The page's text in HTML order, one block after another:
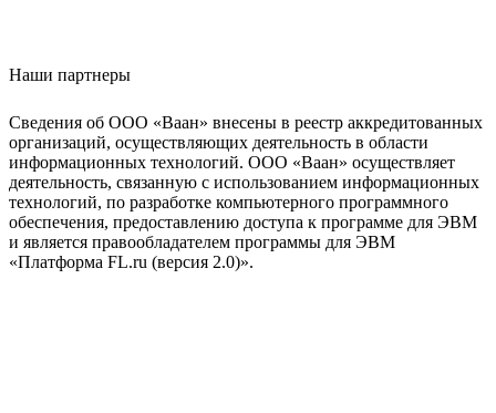
Наши партнеры
Сведения об ООО «Ваан» внесены в реестр аккредитованных
организаций, осуществляющих деятельность в области
информационных технологий. ООО «Ваан» осуществляет
деятельность, связанную с использованием информационных
технологий, по разработке компьютерного программного
обеспечения, предоставлению доступа к программе для ЭВМ
и является правообладателем программы для ЭВМ
«Платформа FL.ru (версия 2.0)».